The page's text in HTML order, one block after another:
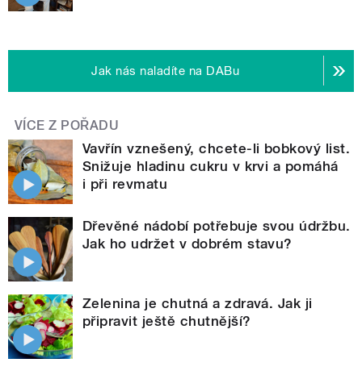
Jak nás naladíte na DABu
VÍCE Z POŘADU
Vavřín vznešený, chcete-li bobkový list.
Snižuje hladinu cukru v krvi a pomáhá
i při revmatu
Dřevěné nádobí potřebuje svou údržbu.
Jak ho udržet v dobrém stavu?
Zelenina je chutná a zdravá. Jak ji
připravit ještě chutnější?